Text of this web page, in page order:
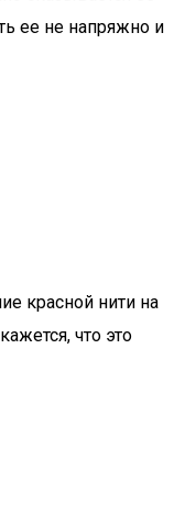
ее не напряжно и
красной нити на
что это